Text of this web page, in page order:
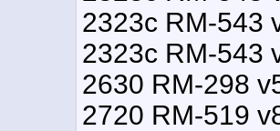
2323c RM-543
2323c RM-543
2630 RM-298
2720 RM-519